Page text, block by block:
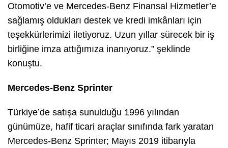
Otomotiv’e ve Mercedes-Benz Finansal Hizmetler’e
sağlamış oldukları destek ve kredi imkânları için
teşekkürlerimizi iletiyoruz. Uzun yıllar sürecek bir iş
birliğine imza attığımıza inanıyoruz.” şeklinde
konuştu.
Mercedes-Benz Sprinter
Türkiye’de satışa sunulduğu 1996 yılından
günümüze, hafif ticari araçlar sınıfında fark yaratan
Mercedes-Benz Sprinter; Mayıs 2019 itibarıyla